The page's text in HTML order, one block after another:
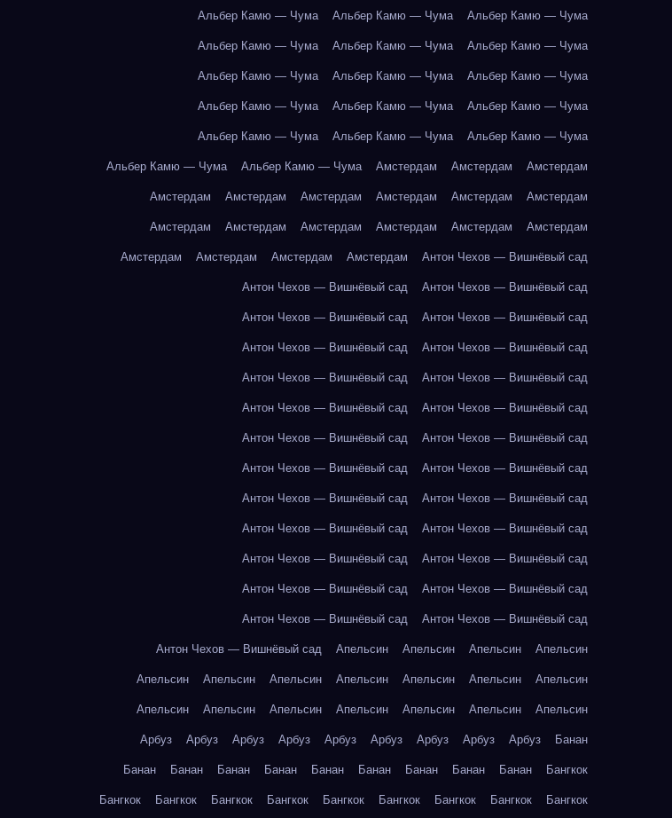
Альбер Камю — Чума Альбер Камю — Чума Альбер Камю — Чума
Альбер Камю — Чума Альбер Камю — Чума Альбер Камю — Чума
Альбер Камю — Чума Альбер Камю — Чума Альбер Камю — Чума
Альбер Камю — Чума Альбер Камю — Чума Альбер Камю — Чума
Альбер Камю — Чума Альбер Камю — Чума Альбер Камю — Чума
Альбер Камю — Чума Альбер Камю — Чума Амстердам Амстердам Амстердам
Амстердам Амстердам Амстердам Амстердам Амстердам Амстердам
Амстердам Амстердам Амстердам Амстердам Амстердам Амстердам
Амстердам Амстердам Амстердам Амстердам Антон Чехов — Вишнёвый сад
Антон Чехов — Вишнёвый сад Антон Чехов — Вишнёвый сад
Антон Чехов — Вишнёвый сад Антон Чехов — Вишнёвый сад
Антон Чехов — Вишнёвый сад Антон Чехов — Вишнёвый сад
Антон Чехов — Вишнёвый сад Антон Чехов — Вишнёвый сад
Антон Чехов — Вишнёвый сад Антон Чехов — Вишнёвый сад
Антон Чехов — Вишнёвый сад Антон Чехов — Вишнёвый сад
Антон Чехов — Вишнёвый сад Антон Чехов — Вишнёвый сад
Антон Чехов — Вишнёвый сад Антон Чехов — Вишнёвый сад
Антон Чехов — Вишнёвый сад Антон Чехов — Вишнёвый сад
Антон Чехов — Вишнёвый сад Антон Чехов — Вишнёвый сад
Антон Чехов — Вишнёвый сад Антон Чехов — Вишнёвый сад
Антон Чехов — Вишнёвый сад Антон Чехов — Вишнёвый сад
Антон Чехов — Вишнёвый сад Апельсин Апельсин Апельсин Апельсин
Апельсин Апельсин Апельсин Апельсин Апельсин Апельсин Апельсин
Апельсин Апельсин Апельсин Апельсин Апельсин Апельсин Апельсин
Арбуз Арбуз Арбуз Арбуз Арбуз Арбуз Арбуз Арбуз Арбуз Банан
Банан Банан Банан Банан Банан Банан Банан Банан Банан Бангкок
Бангкок Бангкок Бангкок Бангкок Бангкок Бангкок Бангкок Бангкок Бангкок